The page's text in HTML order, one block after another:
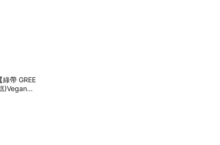
帶 GREE
)Vegan｜